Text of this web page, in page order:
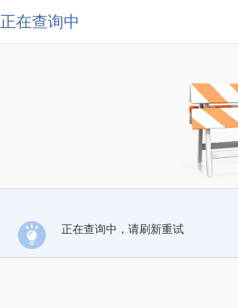
正在查询中
正在查询中，请刷新重试